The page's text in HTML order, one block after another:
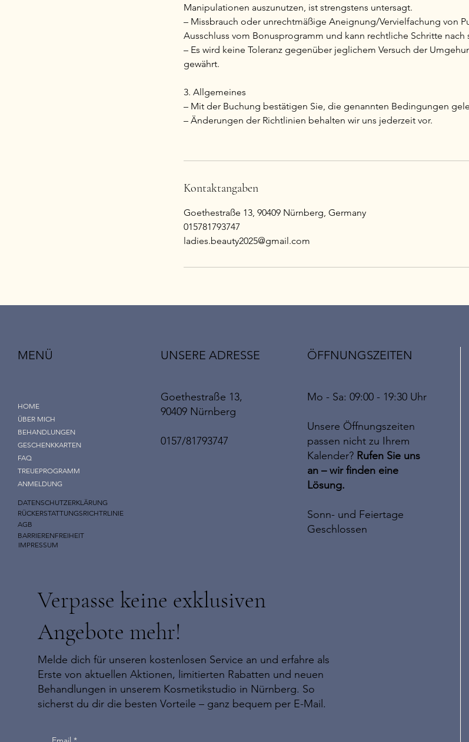
Manipulationen auszunutzen, ist strengstens untersagt.
– Missbrauch oder unrechtmäßige Aneignung/Vervielfachung von
Ausschluss vom Bonusprogramm und kann rechtliche Schritte nach
– Es wird keine Toleranz gegenüber jeglichem Versuch der
gewährt.
3. Allgemeines
– Mit der Buchung bestätigen Sie, die genannten Bedingungen
– Änderungen der Richtlinien behalten wir uns jederzeit vor.
Kontaktangaben
Goethestraße 13, 90409 Nürnberg, Germany
015781793747
ladies.beauty2025@gmail.com
MENÜ
HOME
ÜBER MICH
BEHANDLUNGEN
GESCHENKKARTEN
FAQ
TREUEPROGRAMM
ANMELDUNG
DATENSCHUTZERKLÄRUNG
RÜCKERSTATTUNGSRICHTRLINIE
AGB
BARRIERENFREIHEIT
IMPRESSUM
UNSERE ADRESSE
Goethestraße 13,
90409 Nürnberg
0157/81793747
ÖFFNUNGSZEITEN
Mo - Sa: 09:00 - 19:30 Uhr
Unsere Öffnungszeiten
passen nicht zu Ihrem
Kalender? Rufen Sie uns
an – wir finden eine
Lösung.
Sonn- und Feiertage
Geschlossen
Verpasse keine exklusiven
Angebote mehr!
Melde dich für unseren kostenlosen Service an und erfahre als
Erste von aktuellen Aktionen, limitierten Rabatten und neuen
Behandlungen in unserem Kosmetikstudio in Nürnberg. So
sicherst du dir die besten Vorteile – ganz bequem per E-Mail.